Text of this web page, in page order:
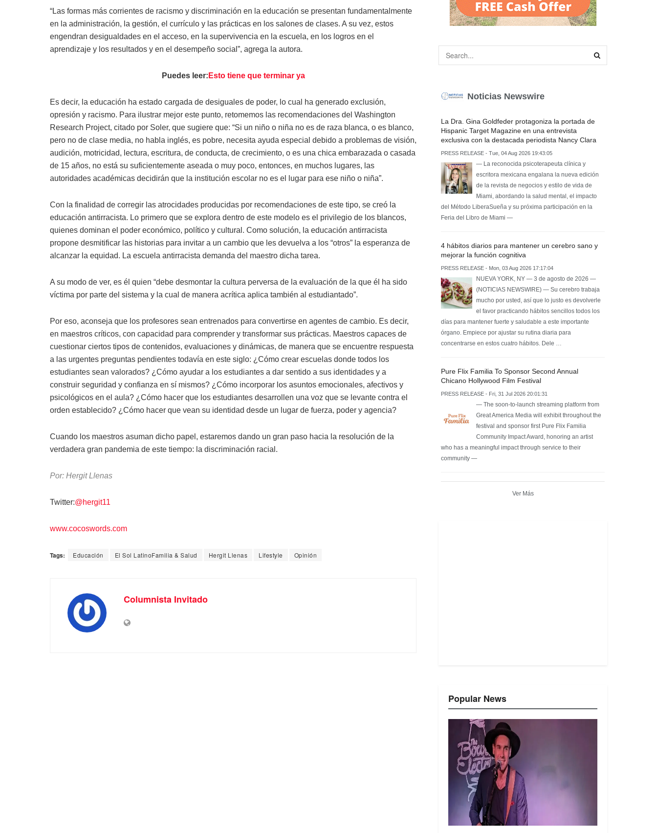
“Las formas más corrientes de racismo y discriminación en la educación se presentan fundamentalmente
en la administración, la gestión, el currículo y las prácticas en los salones de clases. A su vez, estos
engendran desigualdades en el acceso, en la supervivencia en la escuela, en los logros en el
aprendizaje y los resultados y en el desempeño social”, agrega la autora.
Puedes leer: Esto tiene que terminar ya
Es decir, la educación ha estado cargada de desiguales de poder, lo cual ha generado exclusión,
opresión y racismo. Para ilustrar mejor este punto, retomemos las recomendaciones del Washington
Research Project, citado por Soler, que sugiere que: “Si un niño o niña no es de raza blanca, o es blanco,
pero no de clase media, no habla inglés, es pobre, necesita ayuda especial debido a problemas de visión,
audición, motricidad, lectura, escritura, de conducta, de crecimiento, o es una chica embarazada o casada
de 15 años, no está su suficientemente aseada o muy poco, entonces, en muchos lugares, las
autoridades académicas decidirán que la institución escolar no es el lugar para ese niño o niña”.
Con la finalidad de corregir las atrocidades producidas por recomendaciones de este tipo, se creó la
educación antirracista. Lo primero que se explora dentro de este modelo es el privilegio de los blancos,
quienes dominan el poder económico, político y cultural. Como solución, la educación antirracista
propone desmitificar las historias para invitar a un cambio que les devuelva a los “otros” la esperanza de
alcanzar la equidad. La escuela antirracista demanda del maestro dicha tarea.
A su modo de ver, es él quien “debe desmontar la cultura perversa de la evaluación de la que él ha sido
víctima por parte del sistema y la cual de manera acrítica aplica también al estudiantado”.
Por eso, aconseja que los profesores sean entrenados para convertirse en agentes de cambio. Es decir,
en maestros críticos, con capacidad para comprender y transformar sus prácticas. Maestros capaces de
cuestionar ciertos tipos de contenidos, evaluaciones y dinámicas, de manera que se encuentre respuesta
a las urgentes preguntas pendientes todavía en este siglo: ¿Cómo crear escuelas donde todos los
estudiantes sean valorados? ¿Cómo ayudar a los estudiantes a dar sentido a sus identidades y a
construir seguridad y confianza en sí mismos? ¿Cómo incorporar los asuntos emocionales, afectivos y
psicológicos en el aula? ¿Cómo hacer que los estudiantes desarrollen una voz que se levante contra el
orden establecido? ¿Cómo hacer que vean su identidad desde un lugar de fuerza, poder y agencia?
Cuando los maestros asuman dicho papel, estaremos dando un gran paso hacia la resolución de la
verdadera gran pandemia de este tiempo: la discriminación racial.
Por: Hergit Llenas
Twitter:@hergit11
www.cocoswords.com
Tags: Educación El Sol LatinoFamilia & Salud Hergit Llenas Lifestyle Opinión
Columnista Invitado
Noticias Newswire
La Dra. Gina Goldfeder protagoniza la portada de
Hispanic Target Magazine en una entrevista
exclusiva con la destacada periodista Nancy Clara
PRESS RELEASE - Tue, 04 Aug 2026 19:43:05
— La reconocida psicoterapeuta clínica y
escritora mexicana engalana la nueva edición
de la revista de negocios y estilo de vida de
Miami, abordando la salud mental, el impacto
del Método LiberaSueña y su próxima participación en la
Feria del Libro de Miami —
4 hábitos diarios para mantener un cerebro sano y
mejorar la función cognitiva
PRESS RELEASE - Mon, 03 Aug 2026 17:17:04
NUEVA YORK, NY — 3 de agosto de 2026 —
(NOTICIAS NEWSWIRE) — Su cerebro trabaja
mucho por usted, así que lo justo es devolverle
el favor practicando hábitos sencillos todos los
días para mantener fuerte y saludable a este importante
órgano. Empiece por ajustar su rutina diaria para
concentrarse en estos cuatro hábitos. Dele …
Pure Flix Familia To Sponsor Second Annual
Chicano Hollywood Film Festival
PRESS RELEASE - Fri, 31 Jul 2026 20:01:31
— The soon-to-launch streaming platform from
Great America Media will exhibit throughout the
festival and sponsor first Pure Flix Familia
Community Impact Award, honoring an artist
who has a meaningful impact through service to their
community —
Ver Más
Popular News